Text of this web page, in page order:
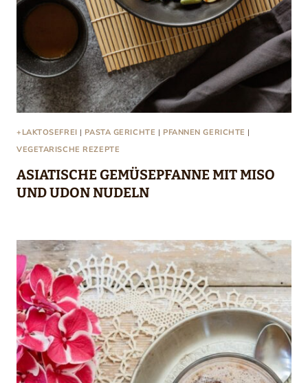
+LAKTOSEFREI | PASTA GERICHTE | PFANNEN GERICHTE |
VEGETARISCHE REZEPTE
ASIATISCHE GEMÜSEPFANNE MIT MISO
UND UDON NUDELN